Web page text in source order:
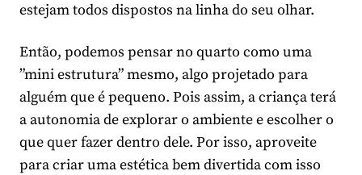
estejam todos dispostos na linha do seu olhar.
Então, podemos pensar no quarto como uma
”mini estrutura” mesmo, algo projetado para
alguém que é pequeno. Pois assim, a criança terá
a autonomia de explorar o ambiente e escolher o
que quer fazer dentro dele. Por isso, aproveite
para criar uma estética bem divertida com isso